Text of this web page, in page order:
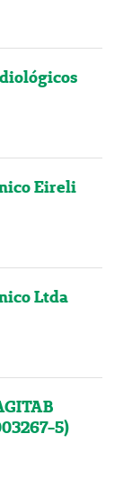
Eireli
Ltda
5)